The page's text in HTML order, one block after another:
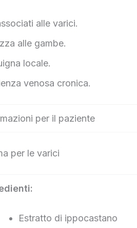
alle varici.
alle gambe.
locale.
venosa cronica.
per il paziente
per le varici
Estratto di ippocastano